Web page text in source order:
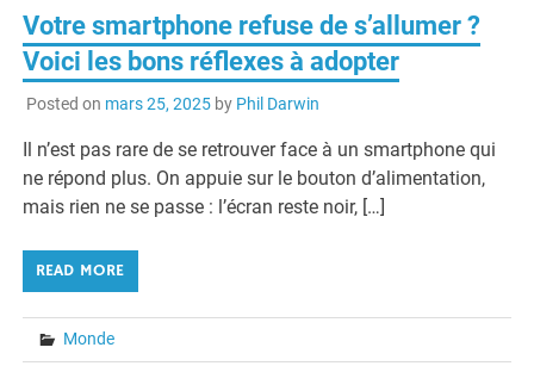
Votre smartphone refuse de s’allumer ?
Voici les bons réflexes à adopter
Posted on mars 25, 2025by Phil Darwin
Il n’est pas rare de se retrouver face à un smartphone qui
ne répond plus. On appuie sur le bouton d’alimentation,
mais rien ne se passe : l’écran reste noir, […]
READ MORE
Monde